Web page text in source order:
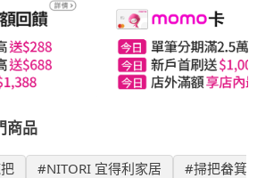
商品
#NITORI 宜得利家居 #掃把畚箕